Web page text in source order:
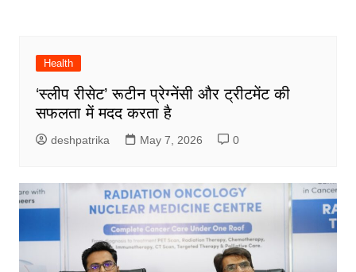
Health
‘स्लीप रीसेट’ रूटीन प्रेग्नेंसी और ट्रीटमेंट की
सफलता में मदद करता है
deshpatrika May 7, 2026 0